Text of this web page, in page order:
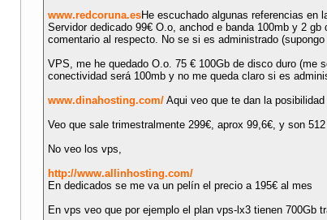
www.redcoruna.esHe escuchado algunas referencias en
Servidor dedicado 99€ O.o, anchod e banda 100mb y 2
comentario al respecto. No se si es administrado
VPS, me he quedado O.o. 75 € 100Gb de disco duro (me
conectividad será 100mb y no me queda claro si es
www.dinahosting.com/ Aqui veo que te dan la
Veo que sale trimestralmente 299€, aprox 99,6€, y son
No veo los vps,
http://www.allinhosting.com/
En dedicados se me va un pelín el precio a 195€ al mes
En vps veo que por ejemplo el plan vps-lx3 tienen 700Gb